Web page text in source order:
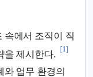
속에서 조직이 직
을 제시한다.
[1]
와 업무 환경의